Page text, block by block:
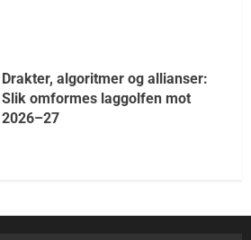
Drakter, algoritmer og allianser:
Slik omformes laggolfen mot
2026–27